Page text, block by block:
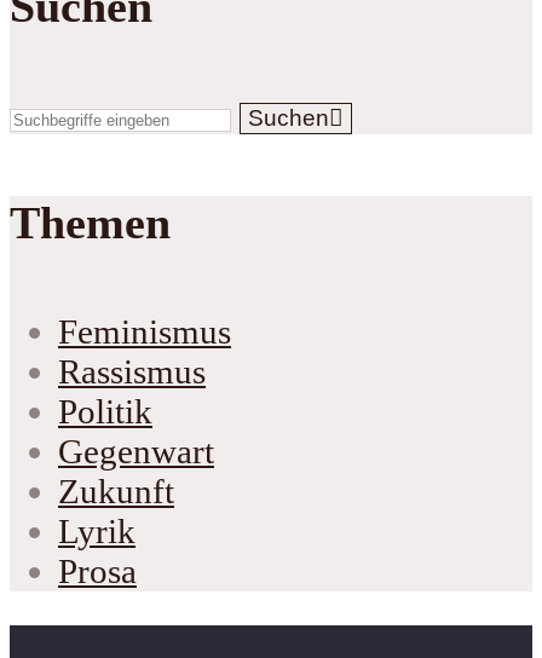
Suchen
Themen
Feminismus
Rassismus
Politik
Gegenwart
Zukunft
Lyrik
Prosa